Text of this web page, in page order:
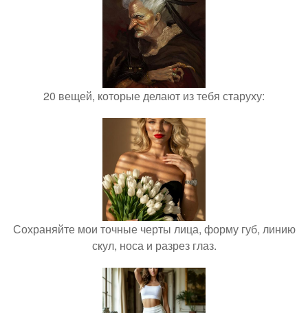
20 вещей, которые делают из тебя старуху:
Сохраняйте мои точные черты лица, форму губ, линию
скул, носа и разрез глаз.